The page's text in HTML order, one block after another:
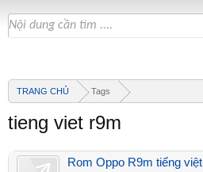
TRANG CHỦ Tags
tieng viet r9m
Rom Oppo R9m tiếng việt